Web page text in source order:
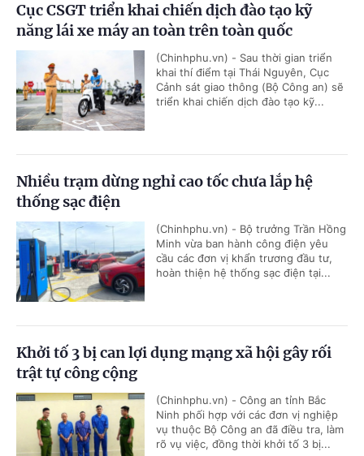
Cục CSGT triển khai chiến dịch đào tạo kỹ
năng lái xe máy an toàn trên toàn quốc
(Chinhphu.vn) - Sau thời gian triển
khai thí điểm tại Thái Nguyên, Cục
Cảnh sát giao thông (Bộ Công an) sẽ
triển khai chiến dịch đào tạo kỹ...
Nhiều trạm dừng nghỉ cao tốc chưa lắp hệ
thống sạc điện
(Chinhphu.vn) - Bộ trưởng Trần Hồng
Minh vừa ban hành công điện yêu
cầu các đơn vị khẩn trương đầu tư,
hoàn thiện hệ thống sạc điện tại...
Khởi tố 3 bị can lợi dụng mạng xã hội gây rối
trật tự công cộng
(Chinhphu.vn) - Công an tỉnh Bắc
Ninh phối hợp với các đơn vị nghiệp
vụ thuộc Bộ Công an đã điều tra, làm
rõ vụ việc, đồng thời khởi tố 3 bị...